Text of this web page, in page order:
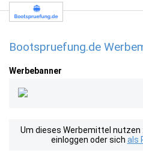
Bootspruefung.de
Werbebanner
Um dieses Werbemittel nutzen
einloggen oder sich als